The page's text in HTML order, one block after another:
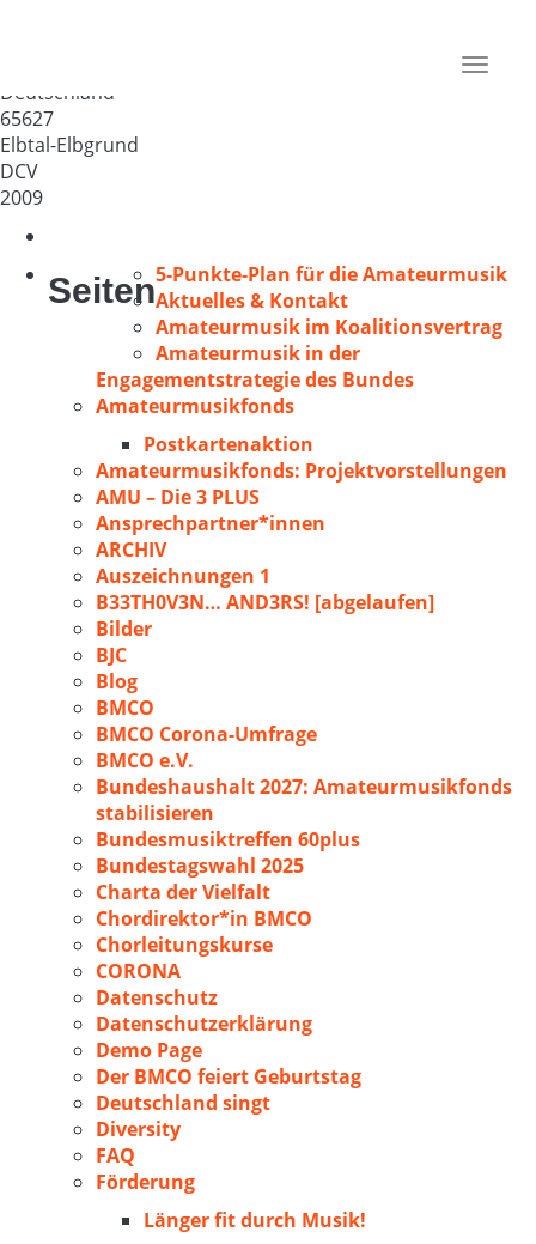
Toggle
Deutschland
65627
Elbtal-Elbgrund
DCV
2009
Seiten5-Punkte-Plan für die Amateurmusik
Aktuelles & Kontakt
Amateurmusik im Koalitionsvertrag
Amateurmusik in der
Engagementstrategie des Bundes
Amateurmusikfonds
Postkartenaktion
Amateurmusikfonds: Projektvorstellungen
AMU – Die 3 PLUS
Ansprechpartner*innen
ARCHIV
Auszeichnungen 1
B33TH0V3N… AND3RS! [abgelaufen]
Bilder
BJC
Blog
BMCO
BMCO Corona-Umfrage
BMCO e.V.
Bundeshaushalt 2027: Amateurmusikfonds
stabilisieren
Bundesmusiktreffen 60plus
Bundestagswahl 2025
Charta der Vielfalt
Chordirektor*in BMCO
Chorleitungskurse
CORONA
Datenschutz
Datenschutzerklärung
Demo Page
Der BMCO feiert Geburtstag
Deutschland singt
Diversity
FAQ
Förderung
Länger fit durch Musik!